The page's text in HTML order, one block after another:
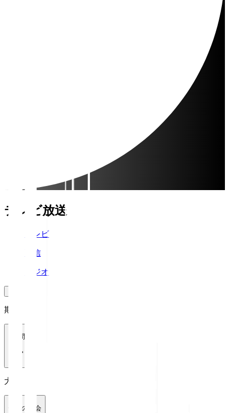
テレビ放送
テレビ
配信
ラジオ
期間
1週間
大会
全ての大会